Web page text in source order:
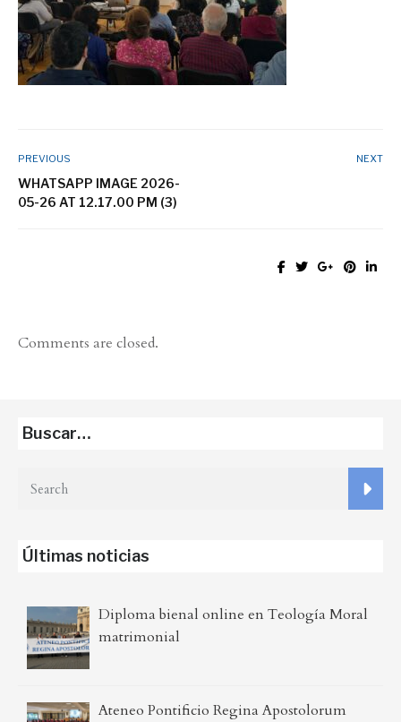
PREVIOUS
WHATSAPP IMAGE 2026-
05-26 AT 12.17.00 PM (3)
NEXT
Comments are closed.
Buscar…
Últimas noticias
Diploma bienal online en Teología Moral
matrimonial
Ateneo Pontificio Regina Apostolorum